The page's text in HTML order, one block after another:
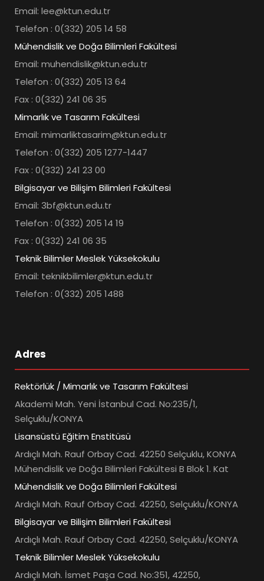
Email: lee@ktun.edu.tr
Telefon : 0(332) 205 14 58
Mühendislik ve Doğa Bilimleri Fakültesi
Email: muhendislik@ktun.edu.tr
Telefon : 0(332) 205 13 64
Fax : 0(332) 241 06 35
Mimarlık ve Tasarım Fakültesi
Email: mimarliktasarim@ktun.edu.tr
Telefon : 0(332) 205 1277-1447
Fax : 0(332) 241 23 00
Bilgisayar ve Bilişim Bilimleri Fakültesi
Email: 3bf@ktun.edu.tr
Telefon : 0(332) 205 14 19
Fax : 0(332) 241 06 35
Teknik Bilimler Meslek Yüksekokulu
Email: teknikbilimler@ktun.edu.tr
Telefon : 0(332) 205 1488
Adres
Rektörlük / Mimarlık ve Tasarım Fakültesi
Akademi Mah. Yeni İstanbul Cad. No:235/1,
Selçuklu/KONYA
Lisansüstü Eğitim Enstitüsü
Ardıçlı Mah. Rauf Orbay Cad. 42250 Selçuklu, KONYA
Mühendislik ve Doğa Bilimleri Fakültesi B Blok 1. Kat
Mühendislik ve Doğa Bilimleri Fakültesi
Ardıçlı Mah. Rauf Orbay Cad. 42250, Selçuklu/KONYA
Bilgisayar ve Bilişim Bilimleri Fakültesi
Ardıçlı Mah. Rauf Orbay Cad. 42250, Selçuklu/KONYA
Teknik Bilimler Meslek Yüksekokulu
Ardıçlı Mah. İsmet Paşa Cad. No:351, 42250,